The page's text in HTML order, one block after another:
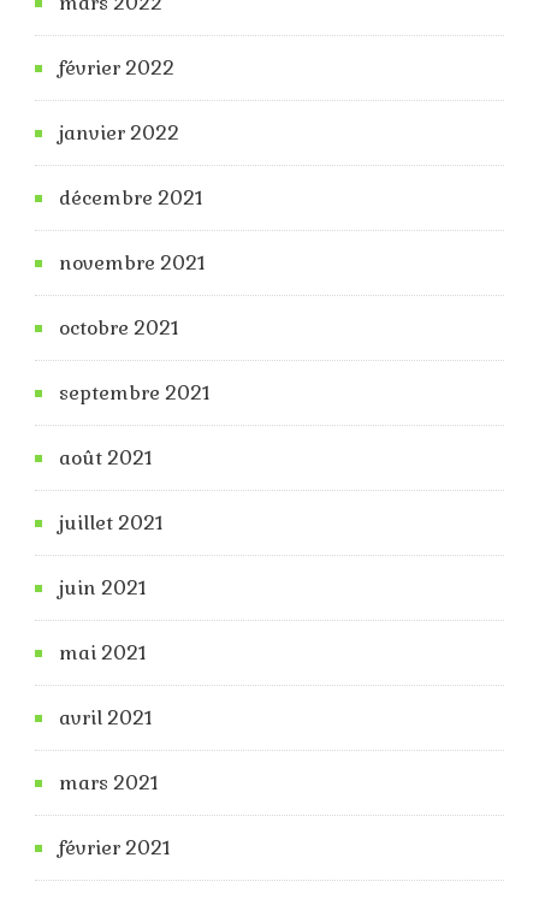
février 2022
janvier 2022
décembre 2021
novembre 2021
octobre 2021
septembre 2021
août 2021
juillet 2021
juin 2021
mai 2021
avril 2021
mars 2021
février 2021